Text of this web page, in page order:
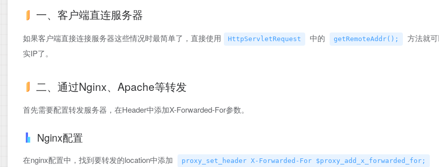
一、客户端直连服务器
如果客户端直接连接服务器这些情况时最简单了，直接使用 HttpServletRequest 中的 getRemoteAddr();
方法就
实IP了。
二、通过Nginx、Apache等转发
首先需要配置转发服务器，在Header中添加X-Forwarded-For参数。
Nginx配置
在nginx配置中，找到要转发的location中添加 proxy_set_header X-Forwarded-For $proxy_add_x_forwarded_for;